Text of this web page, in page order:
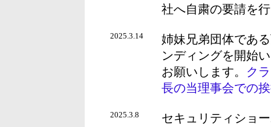
社へ自粛の要請を
2025.3.14
姉妹兄弟団体であ
ンディングを開始
お願いします。 ク
長の当理事会での
2025.3.8
セキュリティショ